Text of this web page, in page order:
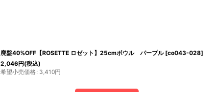
廃盤40%OFF【ROSETTE ロゼット】25cmボウル パープル [co043-028]
2,046円(税込)
希望小売価格: 3,410円